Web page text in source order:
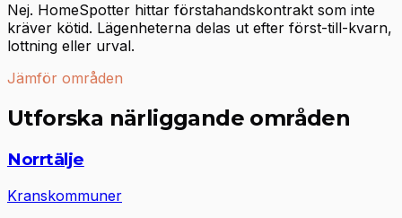
Nej. HomeSpotter hittar förstahandskontrakt som inte
kräver kötid. Lägenheterna delas ut efter först-till-kvarn,
lottning eller urval.
Jämför områden
Utforska närliggande områden
Norrtälje
Kranskommuner